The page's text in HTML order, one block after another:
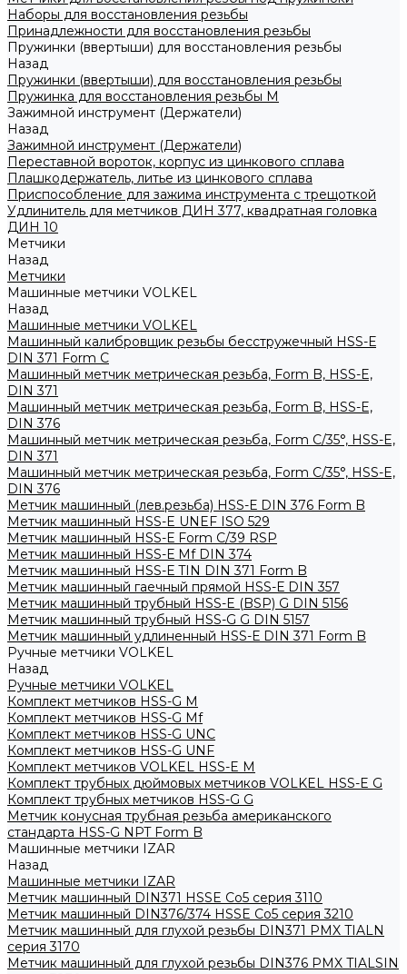
Наборы для восстановления резьбы
Принадлежности для восстановления резьбы
Пружинки (ввертыши) для восстановления резьбы
Назад
Пружинки (ввертыши) для восстановления резьбы
Пружинка для восстановления резьбы M
Зажимной инструмент (Держатели)
Назад
Зажимной инструмент (Держатели)
Переставной вороток, корпус из цинкового сплава
Плашкодержатель, литье из цинкового сплава
Приспособление для зажима инструмента с трещоткой
Удлинитель для метчиков ДИН 377, квадратная головка
ДИН 10
Метчики
Назад
Метчики
Машинные метчики VOLKEL
Назад
Машинные метчики VOLKEL
Машинный калибровщик резьбы бесстружечный HSS-Е
DIN 371 Form C
Машинный метчик метрическая резьба, Form B, HSS-E,
DIN 371
Машинный метчик метрическая резьба, Form B, HSS-E,
DIN 376
Машинный метчик метрическая резьба, Form С/35°, HSS-E,
DIN 371
Машинный метчик метрическая резьба, Form С/35°, HSS-E,
DIN 376
Метчик машинный (лев.резьба) HSS-Е DIN 376 Form B
Метчик машинный HSS-E UNEF ISO 529
Метчик машинный HSS-Е Form C/39 RSP
Метчик машинный HSS-Е Mf DIN 374
Метчик машинный HSS-Е TIN DIN 371 Form B
Метчик машинный гаечный прямой HSS-Е DIN 357
Метчик машинный трубный HSS-E (BSP) G DIN 5156
Метчик машинный трубный HSS-G G DIN 5157
Метчик машинный удлиненный HSS-Е DIN 371 Form B
Ручные метчики VOLKEL
Назад
Ручные метчики VOLKEL
Комплект метчиков HSS-G M
Комплект метчиков HSS-G Mf
Комплект метчиков HSS-G UNC
Комплект метчиков HSS-G UNF
Комплект метчиков VOLKEL HSS-E M
Комплект трубных дюймовых метчиков VOLKEL HSS-E G
Комплект трубных метчиков HSS-G G
Метчик конусная трубная резьба американского
стандарта HSS-G NPT Form B
Машинные метчики IZAR
Назад
Машинные метчики IZAR
Метчик машинный DIN371 HSSE Co5 серия 3110
Метчик машинный DIN376/374 HSSE Co5 серия 3210
Метчик машинный для глухой резьбы DIN371 PMX TIALN
серия 3170
Метчик машинный для глухой резьбы DIN376 PMX TIALSIN